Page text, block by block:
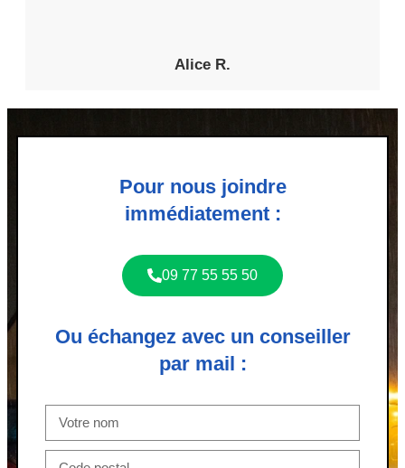
Alice R.
Pour nous joindre
immédiatement :
09 77 55 55 50
Ou échangez avec un conseiller
par mail :